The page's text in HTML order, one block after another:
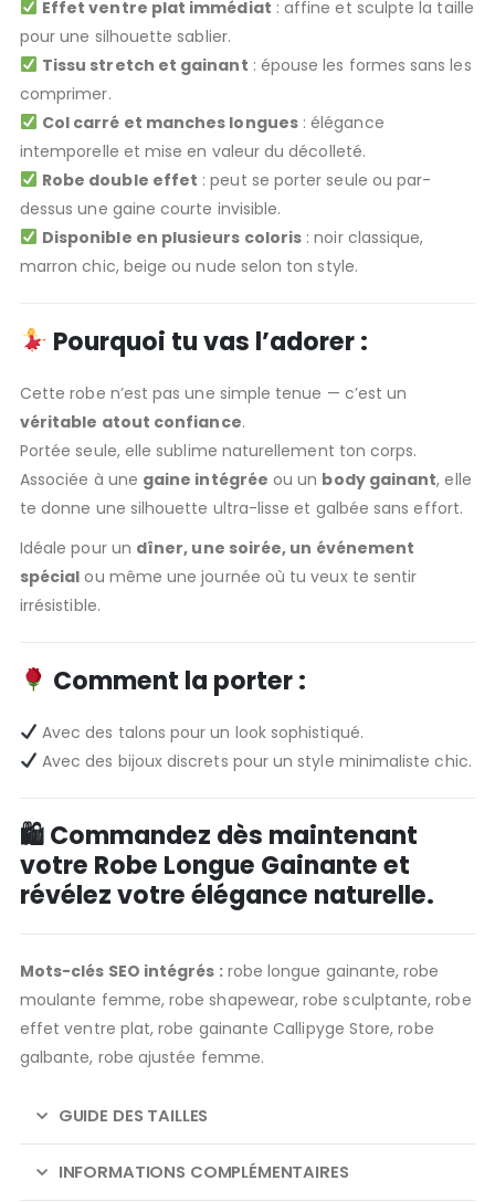
Effet ventre plat immédiat : affine et sculpte la taille
pour une silhouette sablier.
Tissu stretch et gainant : épouse les formes sans les
comprimer.
Col carré et manches longues: élégance
intemporelle et mise en valeur du décolleté.
Robe double effet : peut se porter seule ou par-
dessus une gaine courte invisible.
Disponible en plusieurs coloris : noir classique,
marron chic, beige ou nude selon ton style.
Pourquoi tu vas l’adorer :
Cette robe n’est pas une simple tenue — c’est un
véritable atout confiance.
Portée seule, elle sublime naturellement ton corps.
Associée à une gaine intégrée ou un body gainant, elle
te donne une silhouette ultra-lisse et galbée sans effort.
Idéale pour un dîner, une soirée, un événement
spécial ou même une journée où tu veux te sentir
irrésistible.
Comment la porter :
Avec des talons pour un look sophistiqué.
Avec des bijoux discrets pour un style minimaliste chic.
🛍Commandez dès maintenant
votre Robe Longue Gainante et
révélez votre élégance naturelle.
Mots-clés SEO intégrés :robe longue gainante, robe
moulante femme, robe shapewear, robe sculptante, robe
effet ventre plat, robe gainante Callipyge Store, robe
galbante, robe ajustée femme.
GUIDE DES TAILLES
INFORMATIONS COMPLÉMENTAIRES